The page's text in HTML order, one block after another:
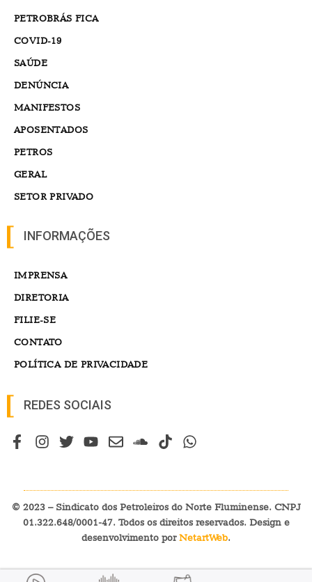
PETROBRÁS FICA
COVID-19
SAÚDE
DENÚNCIA
MANIFESTOS
APOSENTADOS
PETROS
GERAL
SETOR PRIVADO
INFORMAÇÕES
IMPRENSA
DIRETORIA
FILIE-SE
CONTATO
POLÍTICA DE PRIVACIDADE
REDES SOCIAIS
© 2023 – Sindicato dos Petroleiros do Norte Fluminense. CNPJ
01.322.648/0001-47. Todos os direitos reservados. Design e
desenvolvimento porNetartWeb.